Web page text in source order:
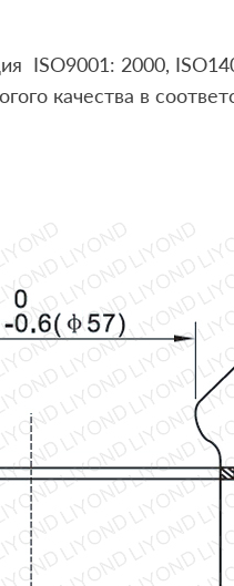
ISO9001: 2000,
качества в